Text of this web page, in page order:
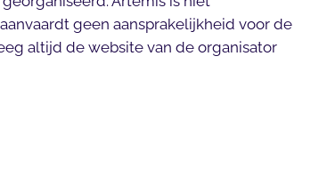
geen aansprakelijkheid voor de
altijd de website van de organisator